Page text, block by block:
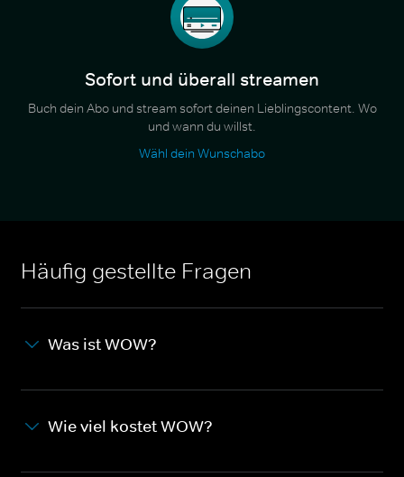
Sofort und überall streamen
Buch dein Abo und stream sofort deinen Lieblingscontent. Wo
und wann du willst.
Wähl dein Wunschabo
Häufig gestellte Fragen
Was ist WOW?
Wie viel kostet WOW?